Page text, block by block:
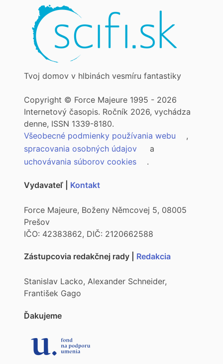
Tvoj domov v hlbinách vesmíru fantastiky
Copyright © Force Majeure 1995 - 2026
Internetový časopis. Ročník 2026, vychádza
denne, ISSN 1339-8180.
Všeobecné podmienky používania webu
,
spracovania osobných údajov
a
uchovávania súborov cookies
.
Vydavateľ | Kontakt
Force Majeure, Boženy Němcovej 5, 08005
Prešov
IČO: 42383862, DIČ: 2120662588
Zástupcovia redakčnej rady | Redakcia
Stanislav Lacko, Alexander Schneider,
František Gago
Ďakujeme